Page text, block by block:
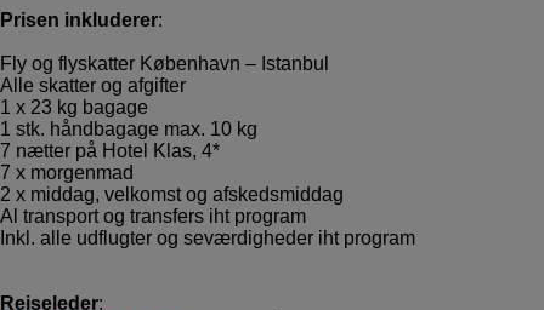
Prisen inkluderer:
Fly og flyskatter København – Istanbul
Alle skatter og afgifter
1 x 23 kg bagage
1 stk. håndbagage max. 10 kg
7 nætter på Hotel Klas, 4*
7 x morgenmad
2 x middag, velkomst og afskedsmiddag
Al transport og transfers iht program
Inkl. alle udflugter og seværdigheder iht program
Rejseleder: